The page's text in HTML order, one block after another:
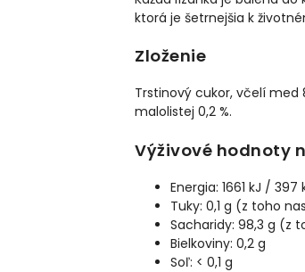
ktorá je šetrnejšia k
Zloženie
Trstinový cukor, včelí med
malolistej 0,2 %.
Výživové hodnoty
Energia: 1661 kJ / 397
Tuky: 0,1 g (z toho
Sacharidy: 98,3 g (z
Bielkoviny: 0,2 g
Soľ: < 0,1 g